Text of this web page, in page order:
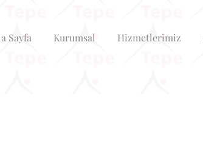
Sayfa Kurumsal Hizmetlerimiz